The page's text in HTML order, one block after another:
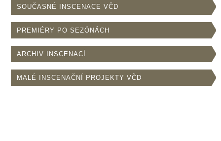
PŘEDPLATNÉ
KONTAKTY
O DIVADLE
SOUBOR
SOUČASNÉ INSCENACE VČD
PREMIÉRY PO SEZÓNÁCH
ARCHIV INSCENACÍ
MALÉ INSCENAČNÍ PROJEKTY VČD